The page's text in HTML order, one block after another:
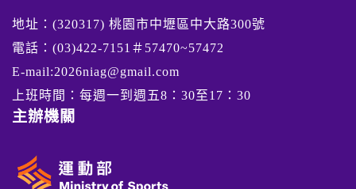
地址：(320317) 桃園市中壢區中大路300號
電話：(03)422-7151＃57470~57472
E-mail:2026niag@gmail.com
上班時間：每週一到週五8：30至17：30
主辦機關